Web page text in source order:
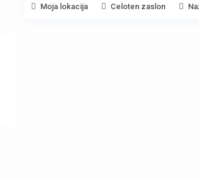
Moja lokacija Celoten zaslon